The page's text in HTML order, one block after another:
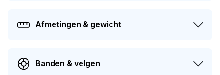
Afmetingen & gewicht
Banden & velgen